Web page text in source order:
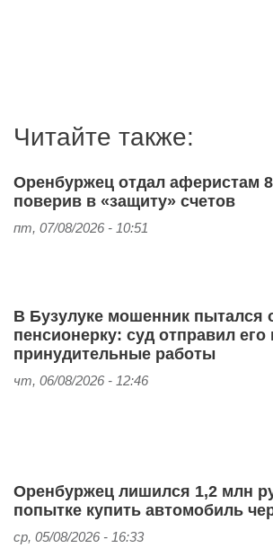
Читайте также:
Оренбуржец отдал аферистам
поверив в «защиту» счетов
пт, 07/08/2026 - 10:51
В Бузулуке мошенник пытался
пенсионерку: суд отправил его
принудительные работы
чт, 06/08/2026 - 12:46
Оренбуржец лишился 1,2 млн
попытке купить автомобиль
ср, 05/08/2026 - 16:33